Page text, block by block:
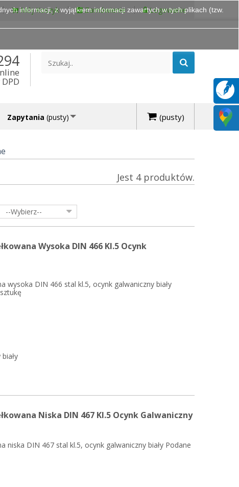
Mój Koszyk Zamówienie Logowanie
(pusty)
Zapytania (pusty)
Jest 4 produktów.
--Wybierz--
Wysoka DIN 466 Kl.5 Ocynk
wysoka DIN 466 stal kl.5, ocynk galwaniczny biały
Niska DIN 467 Kl.5 Ocynk Galwaniczny
niska DIN 467 stal kl.5, ocynk galwaniczny biały Podane
informacji, z wyjątkiem informacji zawartych w tych plikach (tzw.